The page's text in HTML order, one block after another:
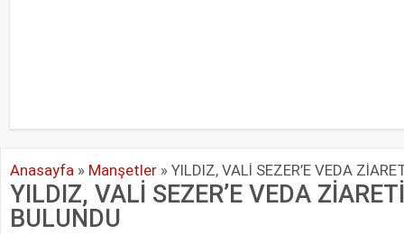
Anasayfa » Manşetler » YILDIZ, VALİ SEZER’E VEDA
YILDIZ, VALİ SEZER’E VEDA
BULUNDU